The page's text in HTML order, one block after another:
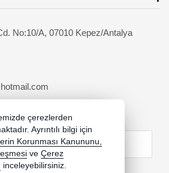
No:10/A, 07010 Kepez/Antalya
HABERDAR OLUN !
çerezlerden
Ayrıntılı bilgi için
Korunması Kanununu,
ve Çerez
inceleyebilirsiniz.